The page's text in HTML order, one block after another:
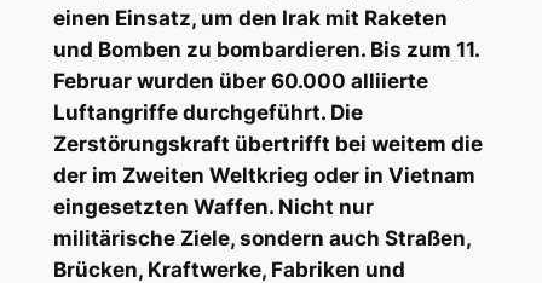
einen Einsatz, um den Irak mit Raketen
und Bomben zu bombardieren. Bis zum 11.
Februar wurden über 60.000 alliierte
Luftangriffe durchgeführt. Die
Zerstörungskraft übertrifft bei weitem die
der im Zweiten Weltkrieg oder in Vietnam
eingesetzten Waffen. Nicht nur
militärische Ziele, sondern auch Straßen,
Brücken, Kraftwerke, Fabriken und